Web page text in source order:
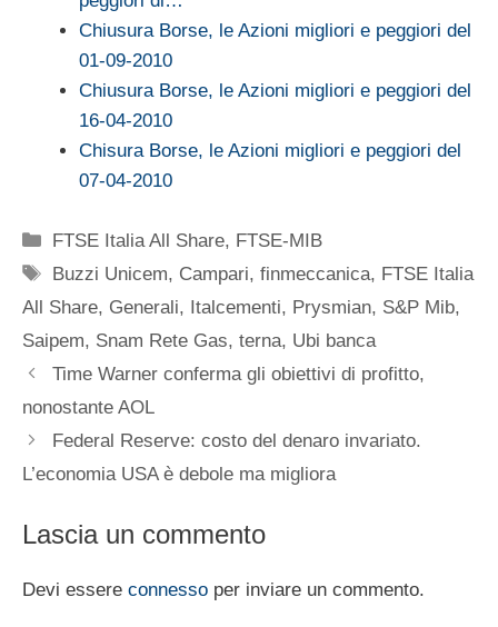
Chiusura Borse, le Azioni migliori e peggiori del
01-09-2010
Chiusura Borse, le Azioni migliori e peggiori del
16-04-2010
Chisura Borse, le Azioni migliori e peggiori del
07-04-2010
Categorie
FTSE Italia All Share, FTSE-MIB
Tag
Buzzi Unicem, Campari,finmeccanica, FTSE Italia
All Share, Generali, Italcementi, Prysmian, S&P Mib,
Saipem, Snam Rete Gas, terna, Ubi banca
Time Warner conferma gli obiettivi di profitto,
nonostante AOL
Federal Reserve: costo del denaro invariato.
L’economia USA è debole ma migliora
Lascia un commento
Devi essere connesso per inviare un commento.